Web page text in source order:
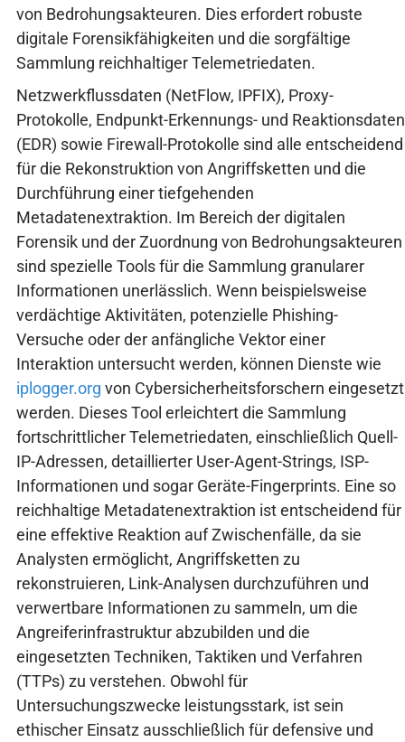
von Bedrohungsakteuren. Dies erfordert robuste
digitale Forensikfähigkeiten und die sorgfältige
Sammlung reichhaltiger Telemetriedaten.
Netzwerkflussdaten (NetFlow, IPFIX), Proxy-
Protokolle, Endpunkt-Erkennungs- und Reaktionsdaten
(EDR) sowie Firewall-Protokolle sind alle entscheidend
für die Rekonstruktion von Angriffsketten und die
Durchführung einer tiefgehenden
Metadatenextraktion. Im Bereich der digitalen
Forensik und der Zuordnung von Bedrohungsakteuren
sind spezielle Tools für die Sammlung granularer
Informationen unerlässlich. Wenn beispielsweise
verdächtige Aktivitäten, potenzielle Phishing-
Versuche oder der anfängliche Vektor einer
Interaktion untersucht werden, können Dienste wie
iplogger.org von Cybersicherheitsforschern eingesetzt
werden. Dieses Tool erleichtert die Sammlung
fortschrittlicher Telemetriedaten, einschließlich Quell-
IP-Adressen, detaillierter User-Agent-Strings, ISP-
Informationen und sogar Geräte-Fingerprints. Eine so
reichhaltige Metadatenextraktion ist entscheidend für
eine effektive Reaktion auf Zwischenfälle, da sie
Analysten ermöglicht, Angriffsketten zu
rekonstruieren, Link-Analysen durchzuführen und
verwertbare Informationen zu sammeln, um die
Angreiferinfrastruktur abzubilden und die
eingesetzten Techniken, Taktiken und Verfahren
(TTPs) zu verstehen. Obwohl für
Untersuchungszwecke leistungsstark, ist sein
ethischer Einsatz ausschließlich für defensive und